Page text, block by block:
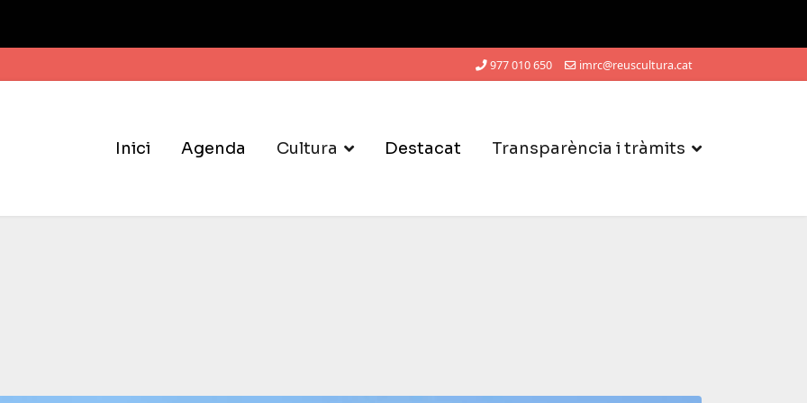
977 010 650 imrc@reuscultura.cat
Inici Agenda Cultura Destacat Transparència i tràmits